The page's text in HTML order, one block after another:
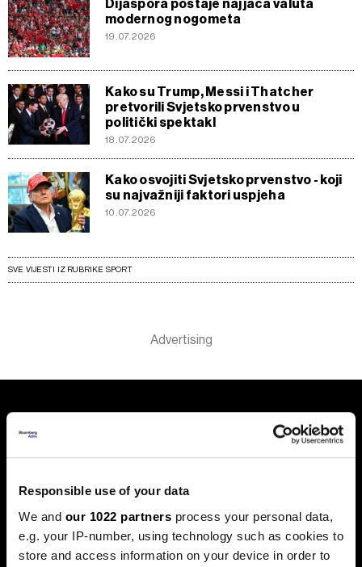
Responsible use of your data
We and our 1022 partners process your personal data,
e.g. your IP-number, using technology such as cookies to
store and access information on your device in order to
Dijaspora postaje najjača valuta
modernog nogometa
19.07.2026
Kako su Trump, Messi i Thatcher
pretvorili Svjetsko prvenstvo u
politički spektakl
18.07.2026
Kako osvojiti Svjetsko prvenstvo - koji
su najvažniji faktori uspjeha
10.07.2026
SVE VIJESTI IZ RUBRIKE SPORT